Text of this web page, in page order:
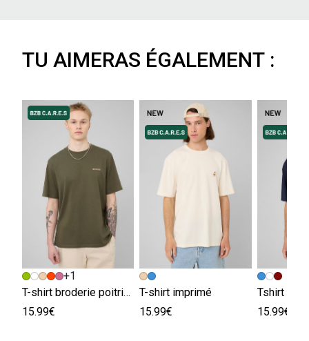
TU AIMERAS ÉGALEMENT :
+1
T-shirt broderie poitrine
15.99€
T-shirt imprimé
15.99€
Tshirt
15.99€